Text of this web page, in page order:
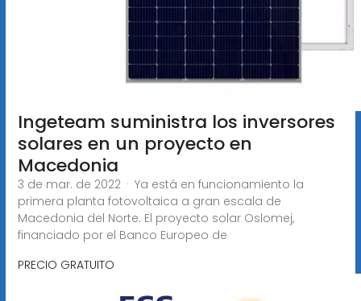
Ingeteam suministra los inversores
solares en un proyecto en
Macedonia
3 de mar. de 2022 · Ya está en funcionamiento la
primera planta fotovoltaica a gran escala de
Macedonia del Norte. El proyecto solar Oslomej,
financiado por el Banco Europeo de
PRECIO GRATUITO